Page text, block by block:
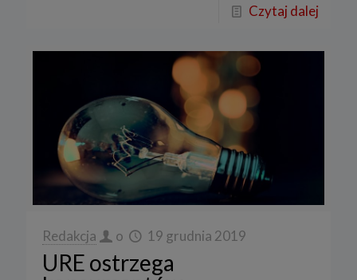
Czytaj dalej
Redakcja o 19 grudnia 2019
URE ostrzega